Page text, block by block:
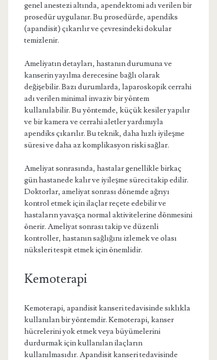
genel anestezi altında, apendektomi adı verilen bir
prosedür uygulanır. Bu prosedürde, apendiks
(apandisit) çıkarılır ve çevresindeki dokular
temizlenir.
Ameliyatın detayları, hastanın durumuna ve
kanserin yayılma derecesine bağlı olarak
değişebilir. Bazı durumlarda, laparoskopik cerrahi
adı verilen minimal invaziv bir yöntem
kullanılabilir. Bu yöntemde, küçük kesiler yapılır
ve bir kamera ve cerrahi aletler yardımıyla
apendiks çıkarılır. Bu teknik, daha hızlı iyileşme
süresi ve daha az komplikasyon riski sağlar.
Ameliyat sonrasında, hastalar genellikle birkaç
gün hastanede kalır ve iyileşme süreci takip edilir.
Doktorlar, ameliyat sonrası dönemde ağrıyı
kontrol etmek için ilaçlar reçete edebilir ve
hastaların yavaşça normal aktivitelerine dönmesini
önerir. Ameliyat sonrası takip ve düzenli
kontroller, hastanın sağlığını izlemek ve olası
nüksleri tespit etmek için önemlidir.
Kemoterapi
Kemoterapi, apandisit kanseri tedavisinde sıklıkla
kullanılan bir yöntemdir. Kemoterapi, kanser
hücrelerini yok etmek veya büyümelerini
durdurmak için kullanılan ilaçların
kullanılmasıdır. Apandisit kanseri tedavisinde